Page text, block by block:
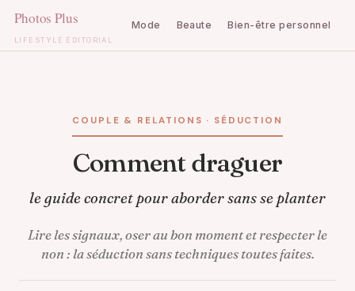
LIFESTYLE ÉDITORIAL
Mode Beaute Bien-être personnel
COUPLE & RELATIONS · SÉDUCTION
Comment draguer
le guide concret pour aborder sans se planter
Lire les signaux, oser au bon moment et respecter le
non : la séduction sans techniques toutes faites.